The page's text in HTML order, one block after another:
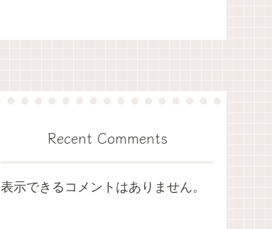
Recent Comments
表示できるコメントはありません。